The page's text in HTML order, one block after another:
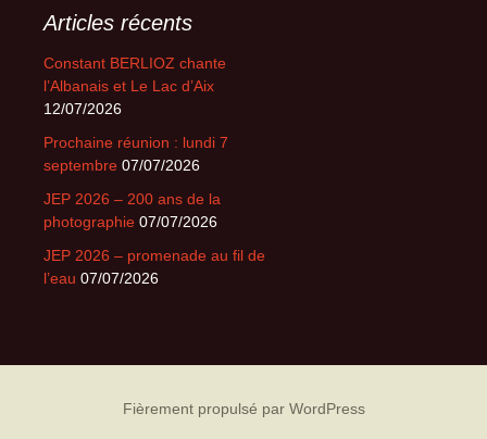
Articles récents
Constant BERLIOZ chante
l’Albanais et Le Lac d’Aix
12/07/2026
Prochaine réunion : lundi 7
septembre 07/07/2026
JEP 2026 – 200 ans de la
photographie 07/07/2026
JEP 2026 – promenade au fil de
l’eau 07/07/2026
Fièrement propulsé par WordPress